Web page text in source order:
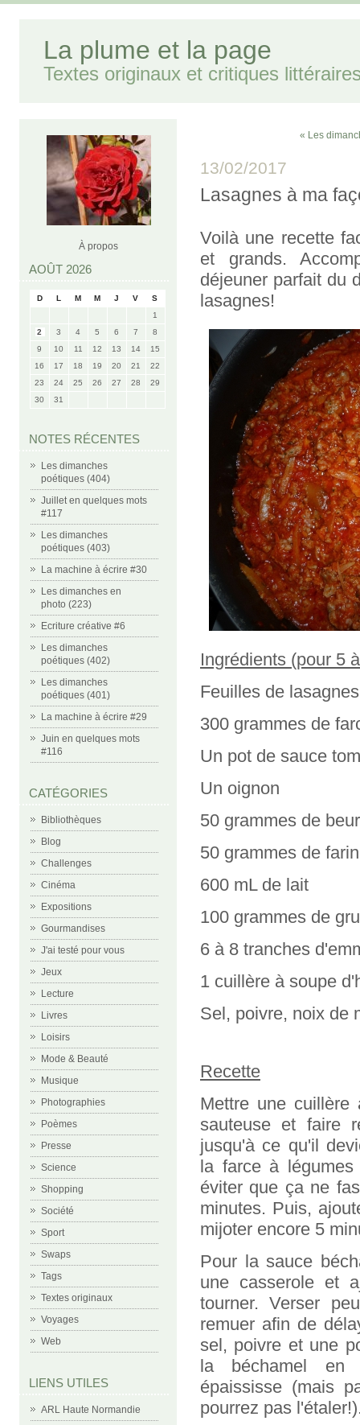
La plume et la page
Textes originaux et critiques
À propos
AOÛT 2026
D L M M J V
S
1
2
3 4 5 6 7
8
9
10 11 12 13 14
15
16
17 18 19 20 21
22
23
24 25 26 27 28
29
30
31
NOTES RÉCENTES
Les dimanches
poétiques (404)
Juillet en quelques mots
#117
Les dimanches
poétiques (403)
La machine à écrire #30
Les dimanches en
photo (223)
Ecriture créative #6
Les dimanches
poétiques (402)
Les dimanches
poétiques (401)
La machine à écrire #29
Juin en quelques mots
#116
CATÉGORIES
Bibliothèques
Blog
Challenges
Cinéma
Expositions
Gourmandises
J'ai testé pour vous
Jeux
Lecture
Livres
Loisirs
Mode & Beauté
Musique
Photographies
Poèmes
Presse
Science
Shopping
Société
Sport
Swaps
Tags
Textes originaux
Voyages
Web
LIENS UTILES
ARL Haute Normandie
« Les
13/02/2017
Lasagnes à ma
Voilà une recette
et grands.
déjeuner parfait du
lasagnes!
Ingrédients (pour 5
Feuilles de
300 grammes de
Un pot de sauce
Un oignon
50 grammes de
50 grammes de
600 mL de lait
100 grammes de
6 à 8 tranches
1 cuillère à soupe
Sel, poivre, noix de
Recette
Mettre une cuillère
sauteuse et faire
jusqu'à ce qu'il
la farce à
éviter que ça ne
minutes. Puis,
mijoter encore 5
Pour la sauce
une casserole et
tourner. Verser
remuer afin de
sel, poivre et une
la béchamel en
épaississe (mais
pourrez pas